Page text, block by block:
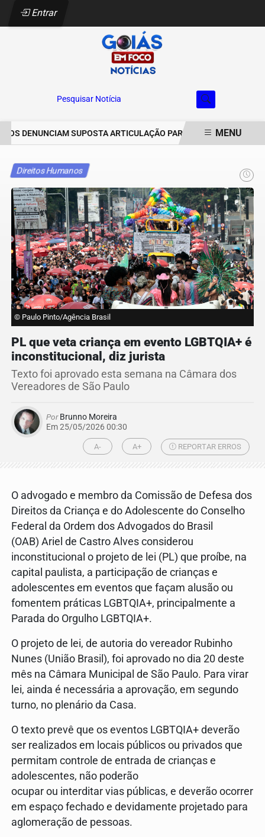
Entrar
Pesquisar Notícia
DENUNCIAM SUPOSTA ARTICULAÇÃO PARA INVASÕES DEMENU
Direitos Humanos
© Paulo Pinto/Agência Brasil
PL que veta criança em evento LGBTQIA+ é
inconstitucional, diz jurista
Texto foi aprovado esta semana na Câmara dos
Vereadores de São Paulo
PorBrunno Moreira
Em 25/05/2026 00:30
A- A+ REPORTAR ERROS
O advogado e membro da Comissão de Defesa dos
Direitos da Criança e do Adolescente do Conselho
Federal da Ordem dos Advogados do Brasil
(OAB) Ariel de Castro Alves considerou
inconstitucional o projeto de lei (PL) que proíbe, na
capital paulista, a participação de crianças e
adolescentes em eventos que façam alusão ou
fomentem práticas LGBTQIA+, principalmente a
Parada do Orgulho LGBTQIA+.
O projeto de lei, de autoria do vereador Rubinho
Nunes (União Brasil), foi aprovado no dia 20 deste
mês na Câmara Municipal de São Paulo. Para virar
lei, ainda é necessária a aprovação, em segundo
turno, no plenário da Casa.
O texto prevê que os eventos LGBTQIA+ deverão
ser realizados em locais públicos ou privados que
permitam controle de entrada de crianças e
adolescentes, não poderão
ocupar ou interditar vias públicas, e deverão ocorrer
em espaço fechado e devidamente projetado para
aglomeração de pessoas.